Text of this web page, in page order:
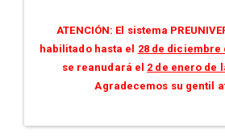
ATENCIÓN: El sistema
habilitado hasta el 28 de diciembre
se reanudará el 2 de enero de
Agradecemos su gentil